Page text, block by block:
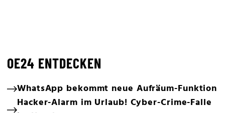
OE24 ENTDECKEN
WhatsApp bekommt neue Aufräum-Funktion
Hacker-Alarm im Urlaub! Cyber-Crime-Falle